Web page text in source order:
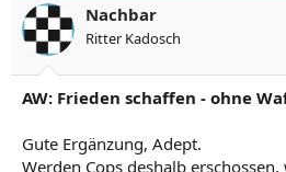
Nachbar
Ritter Kadosch
AW: Frieden schaffen - ohne
Gute Ergänzung, Adept.
Werden Cops deshalb